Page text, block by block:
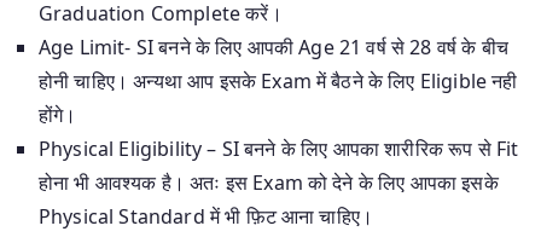
Graduation Complete करें।
Age Limit- SI बनने के लिए आपकी Age 21 वर्ष से 28 वर्ष के बीच
होनी चाहिए। अन्यथा आप इसके Exam में बैठने के लिए Eligible नही
होंगे।
Physical Eligibility – SI बनने के लिए आपका शारीरिक रूप से Fit
होना भी आवश्यक है। अतः इस Exam को देने के लिए आपका इसके
Physical Standard में भी फ़िट आना चाहिए।